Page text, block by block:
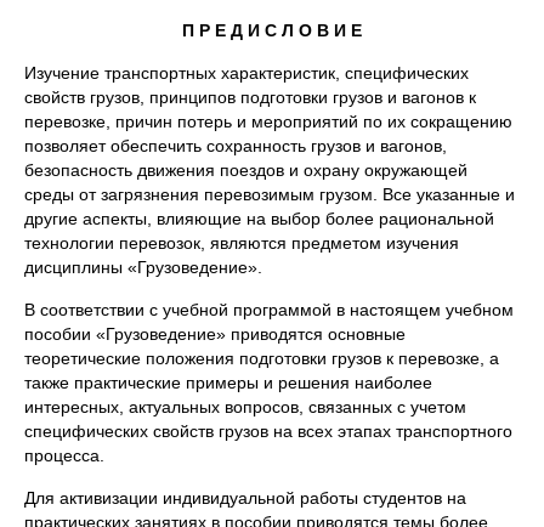
П Р Е Д И С Л О В И Е
Изучение транспортных характеристик, специфических
свойств грузов, принципов подготовки грузов и вагонов к
перевозке, причин потерь и мероприятий по их сокращению
позволяет обеспечить сохранность грузов и вагонов,
безопасность движения поездов и охрану окружающей
среды от загрязнения перевозимым грузом. Все указанные и
другие аспекты, влияющие на выбор более рациональной
технологии перевозок, являются предметом изучения
дисциплины «Грузоведение».
В соответствии с учебной программой в настоящем учебном
пособии «Грузоведение» приводятся основные
теоретические положения подготовки грузов к перевозке, а
также практические примеры и решения наиболее
интересных, актуальных вопросов, связанных с учетом
специфических свойств грузов на всех этапах транспортного
процесса.
Для активизации индивидуальной работы студентов на
практических занятиях в пособии приводятся темы более